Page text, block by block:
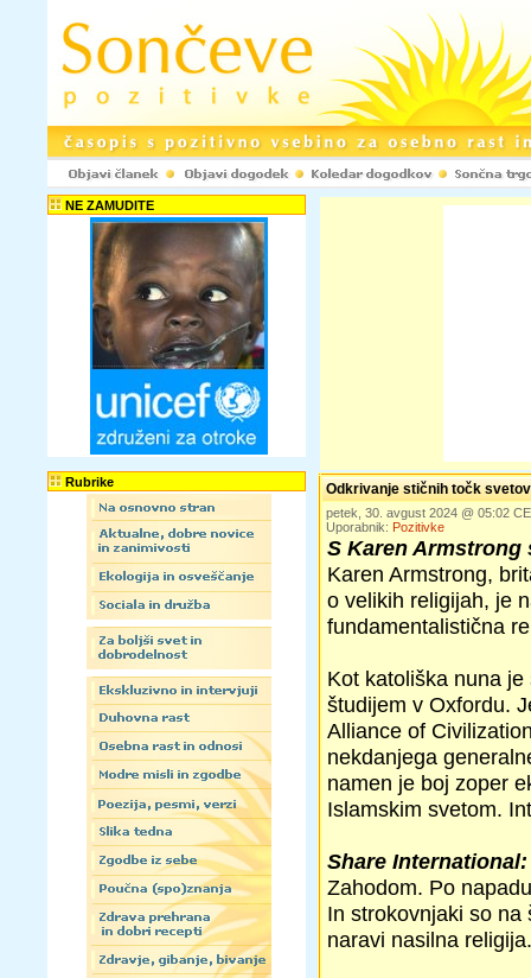
NE ZAMUDITE
Rubrike Odkrivanje stičnih točk
petek, 30. avgust 2024 @ 05:02
Uporabnik: Pozitivke
S Karen Armstrong
Karen Armstrong,
o velikih religijah, je
fundamentalistična
Kot katoliška nuna
študijem v Oxfordu.
Alliance of
nekdanjega
namen je boj zoper
Islamskim svetom.
Share International:
Zahodom. Po
In strokovnjaki so
naravi nasilna